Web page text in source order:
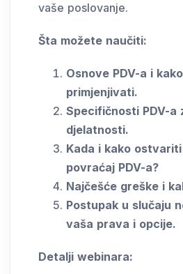
vaše poslovanje.
Šta možete naučiti:
Osnove PDV-a i
primjenjivati.
Specifičnosti PDV-a
djelatnosti.
Kada i kako
povraćaj PDV-a?
Najčešće greške i
Postupak u slučaju
vaša prava i opcije.
Detalji webinara: